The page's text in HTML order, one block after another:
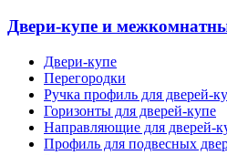
Двери-купе и
Двери-купе
Перегородки
Ручка профиль для дверей-
Горизонты для дверей-купе
Направляющие для дверей-
Профиль для подвесных